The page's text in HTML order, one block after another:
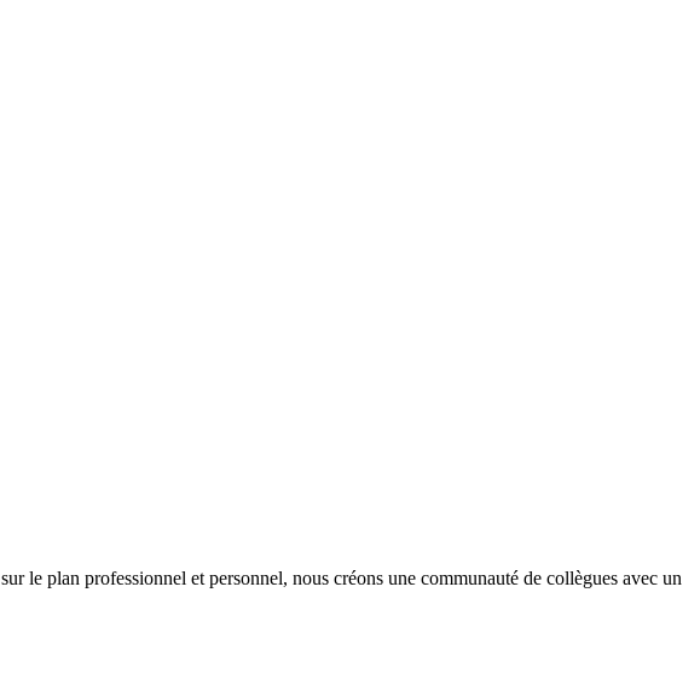
le plan professionnel et personnel, nous créons une communauté de collègues avec un